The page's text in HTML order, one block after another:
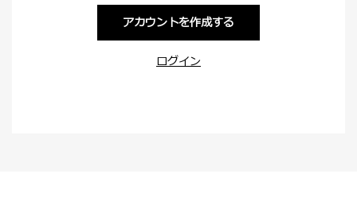
アカウントを作成する
ログイン